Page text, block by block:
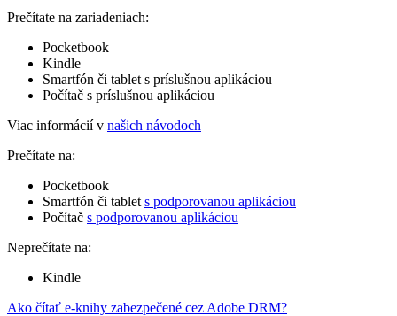
Prečítate na zariadeniach:
Pocketbook
Kindle
Smartfón či tablet s príslušnou aplikáciou
Počítač s príslušnou aplikáciou
Viac informácií v našich návodoch
Prečítate na:
Pocketbook
Smartfón či tablet s podporovanou aplikáciou
Počítač s podporovanou aplikáciou
Neprečítate na:
Kindle
Ako čítať e-knihy zabezpečené cez Adobe DRM?